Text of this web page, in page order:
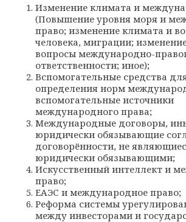
Изменение климата и
(Повышение уровня моря и
право; изменение климата и
человека, миграции;
вопросы международно-
ответственности; иное);
Вспомогательные средства
определения норм
вспомогательные источники
международного права;
Международные договоры,
юридически обязывающие
договорённости, не
юридически обязывающими;
Искусственный интеллект и
право;
ЕАЭС и международное право;
Реформа системы
между инвесторами и